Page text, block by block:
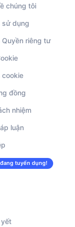
chúng tôi
sử dụng
Quyền riêng tư
cookie
đồng
nhiệm
luận
tuyển dụng!